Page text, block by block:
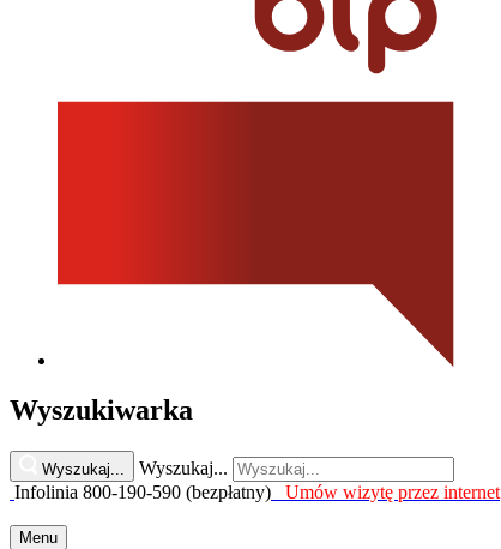
Wyszukiwarka
Wyszukaj...
Wyszukaj...
Infolinia 800-190-590 (bezpłatny)
Umów wizytę przez internet
Menu